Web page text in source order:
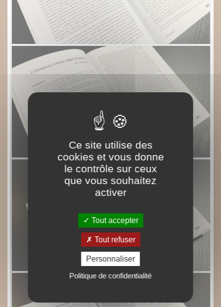
Ce site utilise des
cookies et vous donne
le contrôle sur ceux
que vous souhaitez
activer
Tout accepter
Tout refuser
Personnaliser
Politique de confidentialité